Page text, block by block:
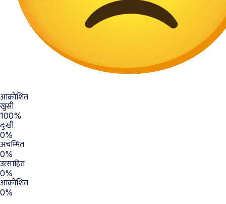
आक्रोशित
खुसी
100%
दुःखी
0%
अचम्मित
0%
उत्साहित
0%
आक्रोशित
0%